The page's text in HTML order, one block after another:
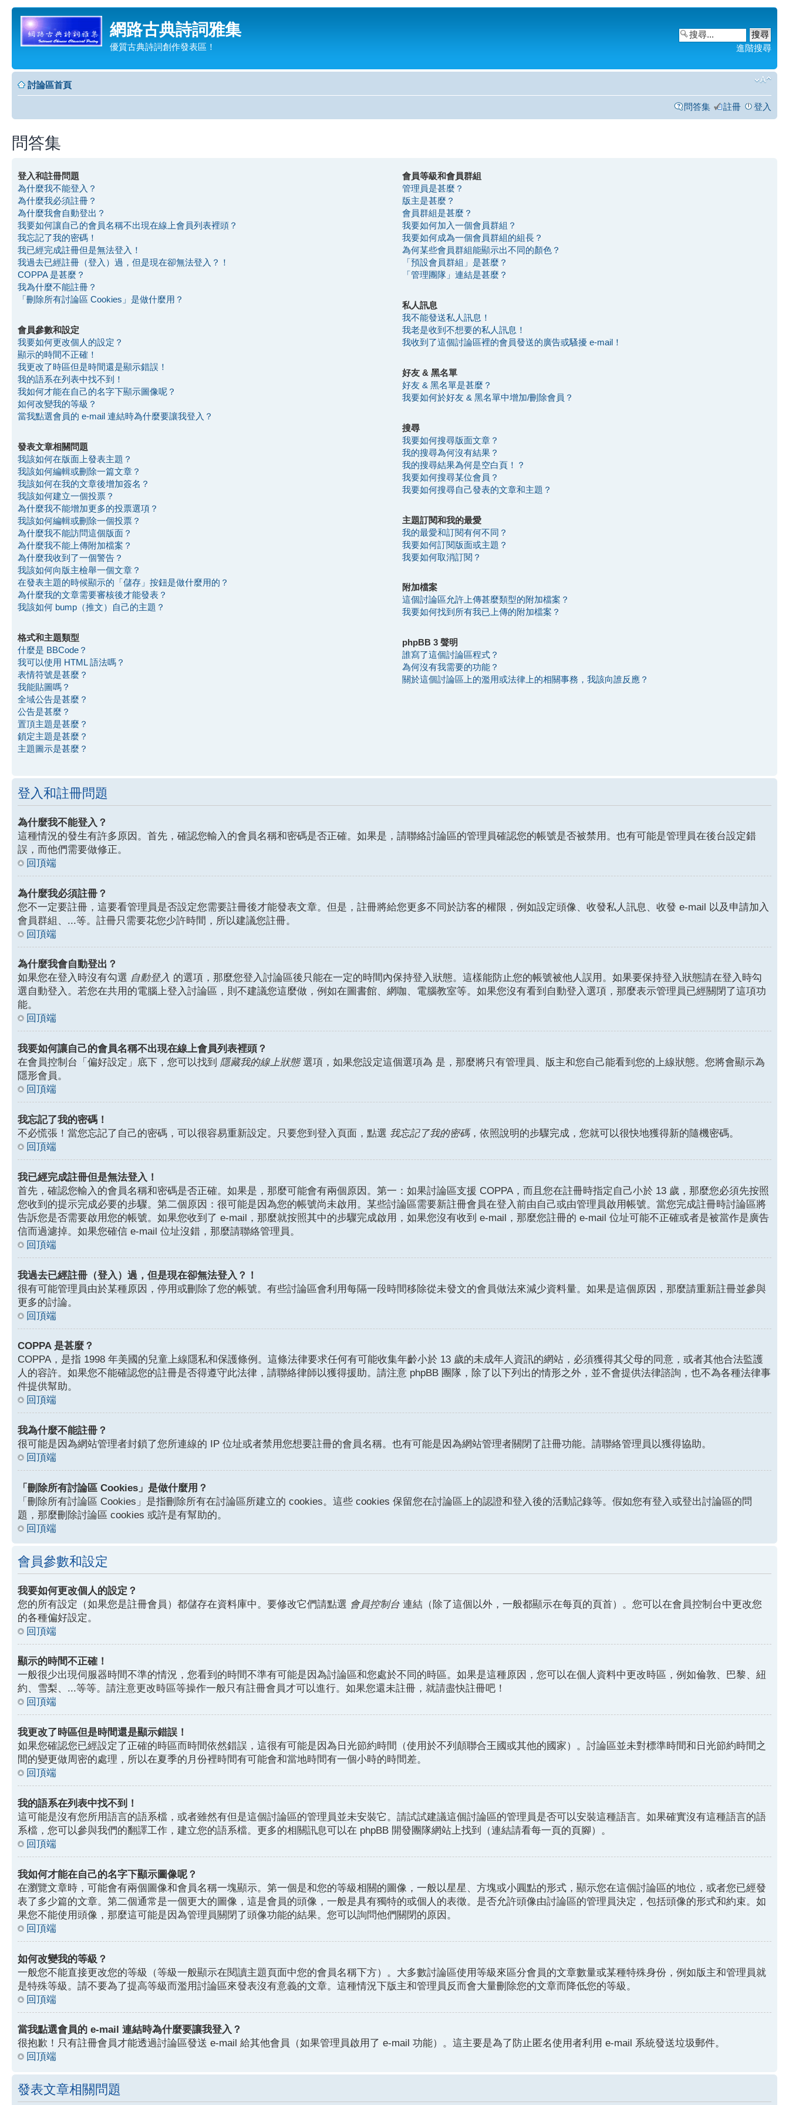
網路古典詩詞雅集
優質古典詩詞創作發表區！ 進階搜尋
討論區首頁
問答集 註冊 登入
問答集
登入和註冊問題
為什麼我不能登入？
為什麼我必須註冊？
為什麼我會自動登出？
我要如何讓自己的會員名稱不出現在線上會員列表裡頭？
我忘記了我的密碼！
我已經完成註冊但是無法登入！
我過去已經註冊（登入）過，但是現在卻無法登入？！
COPPA 是甚麼？
我為什麼不能註冊？
「刪除所有討論區 Cookies」是做什麼用？
會員參數和設定
我要如何更改個人的設定？
顯示的時間不正確！
我更改了時區但是時間還是顯示錯誤！
我的語系在列表中找不到！
我如何才能在自己的名字下顯示圖像呢？
如何改變我的等級？
當我點選會員的 e-mail 連結時為什麼要讓我登入？
發表文章相關問題
我該如何在版面上發表主題？
我該如何編輯或刪除一篇文章？
我該如何在我的文章後增加簽名？
我該如何建立一個投票？
為什麼我不能增加更多的投票選項？
我該如何編輯或刪除一個投票？
為什麼我不能訪問這個版面？
為什麼我不能上傳附加檔案？
為什麼我收到了一個警告？
我該如何向版主檢舉一個文章？
在發表主題的時候顯示的「儲存」按鈕是做什麼用的？
為什麼我的文章需要審核後才能發表？
我該如何 bump（推文）自己的主題？
格式和主題類型
什麼是 BBCode？
我可以使用 HTML 語法嗎？
表情符號是甚麼？
我能貼圖嗎？
全域公告是甚麼？
公告是甚麼？
置頂主題是甚麼？
鎖定主題是甚麼？
主題圖示是甚麼？
會員等級和會員群組
管理員是甚麼？
版主是甚麼？
會員群組是甚麼？
我要如何加入一個會員群組？
我要如何成為一個會員群組的組長？
為何某些會員群組能顯示出不同的顏色？
「預設會員群組」是甚麼？
「管理團隊」連結是甚麼？
私人訊息
我不能發送私人訊息！
我老是收到不想要的私人訊息！
我收到了這個討論區裡的會員發送的廣告或騷擾 e-mail！
好友 & 黑名單
好友 & 黑名單是甚麼？
我要如何於好友 & 黑名單中增加/刪除會員？
搜尋
我要如何搜尋版面文章？
我的搜尋為何沒有結果？
我的搜尋結果為何是空白頁！？
我要如何搜尋某位會員？
我要如何搜尋自己發表的文章和主題？
主題訂閱和我的最愛
我的最愛和訂閱有何不同？
我要如何訂閱版面或主題？
我要如何取消訂閱？
附加檔案
這個討論區允許上傳甚麼類型的附加檔案？
我要如何找到所有我已上傳的附加檔案？
phpBB 3 聲明
誰寫了這個討論區程式？
為何沒有我需要的功能？
關於這個討論區上的濫用或法律上的相關事務，我該向誰反應？
登入和註冊問題
為什麼我不能登入？
這種情況的發生有許多原因。首先，確認您輸入的會員名稱和密碼是否正確。如果是，請聯絡討論區的管理員確認您的帳號是否被禁用。也有可能是管理員在後台設定錯
誤，而他們需要做修正。
回頂端
為什麼我必須註冊？
您不一定要註冊，這要看管理員是否設定您需要註冊後才能發表文章。但是，註冊將給您更多不同於訪客的權限，例如設定頭像、收發私人訊息、收發 e-mail 以及申請加入
會員群組、...等。註冊只需要花您少許時間，所以建議您註冊。
回頂端
為什麼我會自動登出？
如果您在登入時沒有勾選 自動登入 的選項，那麼您登入討論區後只能在一定的時間內保持登入狀態。這樣能防止您的帳號被他人誤用。如果要保持登入狀態請在登入時勾
選自動登入。若您在共用的電腦上登入討論區，則不建議您這麼做，例如在圖書館、網咖、電腦教室等。如果您沒有看到自動登入選項，那麼表示管理員已經關閉了這項功
能。
回頂端
我要如何讓自己的會員名稱不出現在線上會員列表裡頭？
在會員控制台「偏好設定」底下，您可以找到 隱藏我的線上狀態選項，如果您設定這個選項為 是 ，那麼將只有管理員、版主和您自己能看到您的上線狀態。您將會顯示為
隱形會員。
回頂端
我忘記了我的密碼！
不必慌張！當您忘記了自己的密碼，可以很容易重新設定。只要您到登入頁面，點選 我忘記了我的密碼，依照說明的步驟完成，您就可以很快地獲得新的隨機密碼。
回頂端
我已經完成註冊但是無法登入！
首先，確認您輸入的會員名稱和密碼是否正確。如果是，那麼可能會有兩個原因。第一：如果討論區支援 COPPA，而且您在註冊時指定自己小於 13 歲，那麼您必須先按照
您收到的提示完成必要的步驟。第二個原因：很可能是因為您的帳號尚未啟用。某些討論區需要新註冊會員在登入前由自己或由管理員啟用帳號。當您完成註冊時討論區將
告訴您是否需要啟用您的帳號。如果您收到了 e-mail，那麼就按照其中的步驟完成啟用，如果您沒有收到 e-mail，那麼您註冊的 e-mail 位址可能不正確或者是被當作是廣告
信而過濾掉。如果您確信 e-mail 位址沒錯，那麼請聯絡管理員。
回頂端
我過去已經註冊（登入）過，但是現在卻無法登入？！
很有可能管理員由於某種原因，停用或刪除了您的帳號。有些討論區會利用每隔一段時間移除從未發文的會員做法來減少資料量。如果是這個原因，那麼請重新註冊並參與
更多的討論。
回頂端
COPPA 是甚麼？
COPPA，是指 1998 年美國的兒童上線隱私和保護條例。這條法律要求任何有可能收集年齡小於 13 歲的未成年人資訊的網站，必須獲得其父母的同意，或者其他合法監護
人的容許。如果您不能確認您的註冊是否得遵守此法律，請聯絡律師以獲得援助。請注意 phpBB 團隊，除了以下列出的情形之外，並不會提供法律諮詢，也不為各種法律事
件提供幫助。
回頂端
我為什麼不能註冊？
很可能是因為網站管理者封鎖了您所連線的 IP 位址或者禁用您想要註冊的會員名稱。也有可能是因為網站管理者關閉了註冊功能。請聯絡管理員以獲得協助。
回頂端
「刪除所有討論區 Cookies」是做什麼用？
「刪除所有討論區 Cookies」是指刪除所有在討論區所建立的 cookies。這些 cookies 保留您在討論區上的認證和登入後的活動記錄等。假如您有登入或登出討論區的問
題，那麼刪除討論區 cookies 或許是有幫助的。
回頂端
會員參數和設定
我要如何更改個人的設定？
您的所有設定（如果您是註冊會員）都儲存在資料庫中。要修改它們請點選 會員控制台 連結（除了這個以外，一般都顯示在每頁的頁首）。您可以在會員控制台中更改您
的各種偏好設定。
回頂端
顯示的時間不正確！
一般很少出現伺服器時間不準的情況，您看到的時間不準有可能是因為討論區和您處於不同的時區。如果是這種原因，您可以在個人資料中更改時區，例如倫敦、巴黎、紐
約、雪梨、...等等。請注意更改時區等操作一般只有註冊會員才可以進行。如果您還未註冊，就請盡快註冊吧！
回頂端
我更改了時區但是時間還是顯示錯誤！
如果您確認您已經設定了正確的時區而時間依然錯誤，這很有可能是因為日光節約時間（使用於不列顛聯合王國或其他的國家）。討論區並未對標準時間和日光節約時間之
間的變更做周密的處理，所以在夏季的月份裡時間有可能會和當地時間有一個小時的時間差。
回頂端
我的語系在列表中找不到！
這可能是沒有您所用語言的語系檔，或者雖然有但是這個討論區的管理員並未安裝它。請試試建議這個討論區的管理員是否可以安裝這種語言。如果確實沒有這種語言的語
系檔，您可以參與我們的翻譯工作，建立您的語系檔。更多的相關訊息可以在 phpBB 開發團隊網站上找到（連結請看每一頁的頁腳）。
回頂端
我如何才能在自己的名字下顯示圖像呢？
在瀏覽文章時，可能會有兩個圖像和會員名稱一塊顯示。第一個是和您的等級相關的圖像，一般以星星、方塊或小圓點的形式，顯示您在這個討論區的地位，或者您已經發
表了多少篇的文章。第二個通常是一個更大的圖像，這是會員的頭像，一般是具有獨特的或個人的表徵。是否允許頭像由討論區的管理員決定，包括頭像的形式和約束。如
果您不能使用頭像，那麼這可能是因為管理員關閉了頭像功能的結果。您可以詢問他們關閉的原因。
回頂端
如何改變我的等級？
一般您不能直接更改您的等級（等級一般顯示在閱讀主題頁面中您的會員名稱下方）。大多數討論區使用等級來區分會員的文章數量或某種特殊身份，例如版主和管理員就
是特殊等級。請不要為了提高等級而濫用討論區來發表沒有意義的文章。這種情況下版主和管理員反而會大量刪除您的文章而降低您的等級。
回頂端
當我點選會員的 e-mail 連結時為什麼要讓我登入？
很抱歉！只有註冊會員才能透過討論區發送 e-mail 給其他會員（如果管理員啟用了 e-mail 功能）。這主要是為了防止匿名使用者利用 e-mail 系統發送垃圾郵件。
回頂端
發表文章相關問題